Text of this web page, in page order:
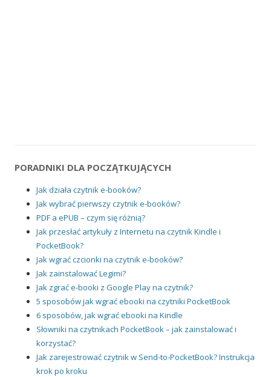
PORADNIKI DLA POCZĄTKUJĄCYCH
Jak działa czytnik e-booków?
Jak wybrać pierwszy czytnik e-booków?
PDF a ePUB – czym się różnią?
Jak przesłać artykuły z Internetu na czytnik Kindle i
PocketBook?
Jak wgrać czcionki na czytnik e-booków?
Jak zainstalować Legimi?
Jak zgrać e-booki z Google Play na czytnik?
5 sposobów jak wgrać ebooki na czytniki PocketBook
6 sposobów, jak wgrać ebooki na Kindle
Słowniki na czytnikach PocketBook – jak zainstalować i
korzystać?
Jak zarejestrować czytnik w Send-to-PocketBook? Instrukcja
krok po kroku